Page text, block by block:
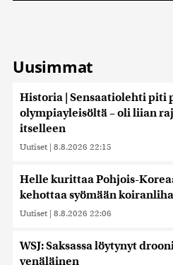
Uusimmat
Historia | Sensaatiolehti piti
olympiayleisöltä – oli liian
itselleen
Uutiset | 8.8.2026 22:15
Helle kurittaa Pohjois-
kehottaa syömään
Uutiset | 8.8.2026 22:06
WSJ: Saksassa löytynyt
venäläinen